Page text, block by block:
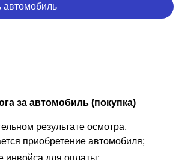
автомобиль
за автомобиль (покупка)
результате осмотра,
приобретение автомобиля;
инвойса для оплаты;